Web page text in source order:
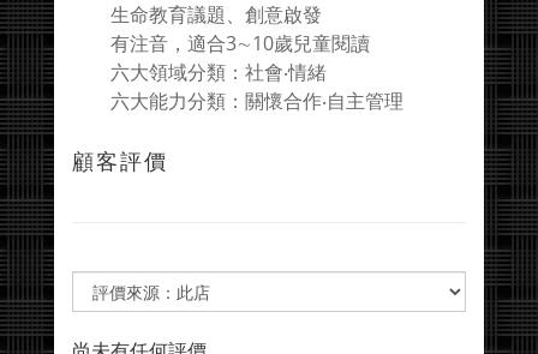
生命教育議題、創意啟發
有注音，適合3∼10歲兒童閱讀
六大領域分類：社會‧情緒
六大能力分類：關懷合作‧自主管理
顧客評價